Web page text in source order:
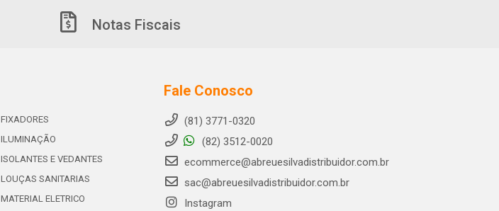
Notas Fiscais
FIXADORES
ILUMINAÇÃO
ISOLANTES E VEDANTES
LOUÇAS SANITARIAS
MATERIAL ELETRICO
Fale Conosco
(81) 3771-0320
(82) 3512-0020
ecommerce@abreuesilvadistribuidor.com.br
sac@abreuesilvadistribuidor.com.br
Instagram